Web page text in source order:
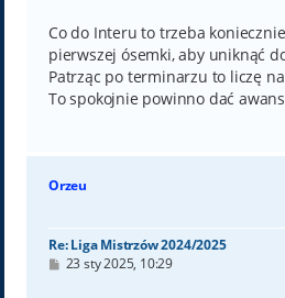
Co do Interu to trzeba
pierwszej ósemki, aby uniknąć
Patrząc po terminarzu to liczę
To spokojnie powinno dać
Orzeu
Re: Liga Mistrzów 2024/2025
P23 sty 2025, 10:29